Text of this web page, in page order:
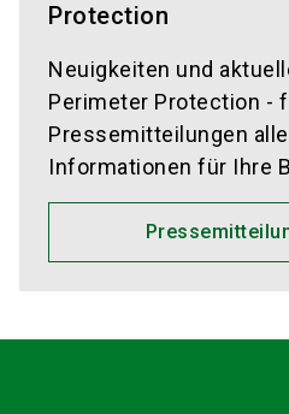
Protection
Neuigkeiten und
Perimeter Protection -
Pressemitteilungen
Informationen für Ihre